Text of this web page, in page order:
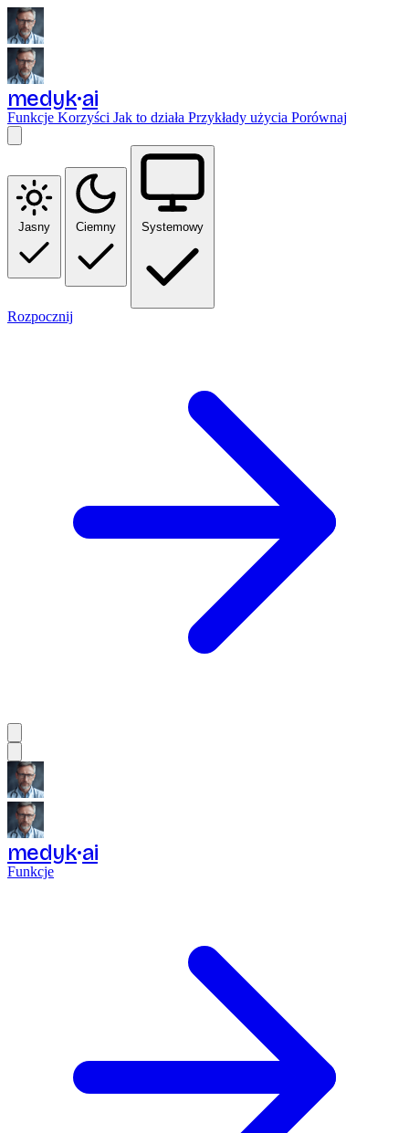
medyk ai
Funkcje Korzyści Jak to działa Przykłady użycia Porównaj
Jasny Ciemny Systemowy
Rozpocznij
medyk ai
Funkcje